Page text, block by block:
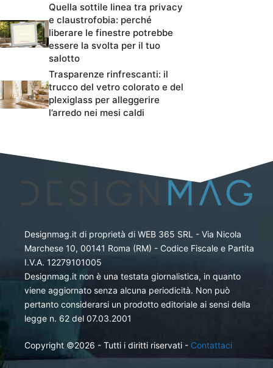
Quella sottile linea tra privacy
e claustrofobia: perché
liberare le finestre potrebbe
essere la svolta per il tuo
salotto
Trasparenze rinfrescanti: il
trucco del vetro colorato e del
plexiglass per alleggerire
l’arredo nei mesi caldi
Designmag.it di proprietà di WEB 365 SRL - Via Nicola
Marchese 10, 00141 Roma (RM) - Codice Fiscale e Partita
I.V.A. 12279101005
Designmag.it non è una testata giornalistica, in quanto
viene aggiornato senza alcuna periodicità. Non può
pertanto considerarsi un prodotto editoriale ai sensi della
legge n. 62 del 07.03.2001
Copyright ©2026 - Tutti i diritti riservati - Contattaci